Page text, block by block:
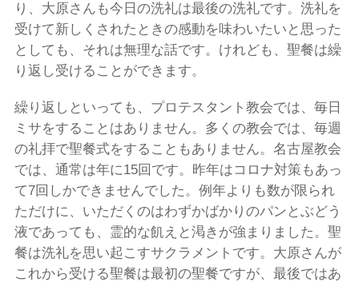
り、大原さんも今日の洗礼は最後の洗礼です。洗礼を
受けて新しくされたときの感動を味わいたいと思った
としても、それは無理な話です。けれども、聖餐は繰
り返し受けることができます。
繰り返しといっても、プロテスタント教会では、毎日
ミサをすることはありません。多くの教会では、毎週
の礼拝で聖餐式をすることもありません。名古屋教会
では、通常は年に15回です。昨年はコロナ対策もあっ
て7回しかできませんでした。例年よりも数が限られ
ただけに、いただくのはわずかばかりのパンとぶどう
液であっても、霊的な飢えと渇きが強まりました。聖
餐は洗礼を思い起こすサクラメントです。大原さんが
これから受ける聖餐は最初の聖餐ですが、最後ではあ